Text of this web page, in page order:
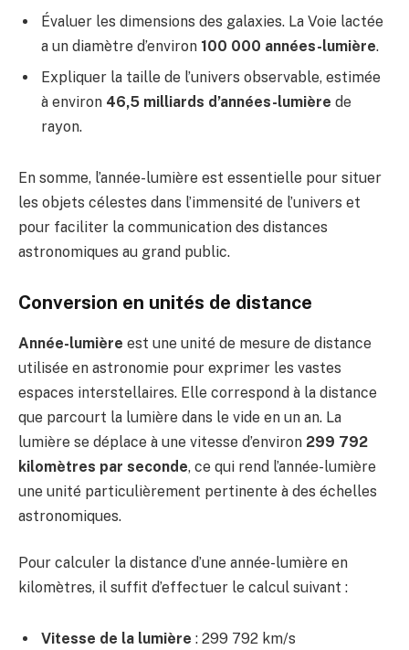
Évaluer les dimensions des galaxies. La Voie lactée
a un diamètre d’environ 100 000 années-lumière.
Expliquer la taille de l’univers observable, estimée
à environ 46,5 milliards d’années-lumière de
rayon.
En somme, l’année-lumière est essentielle pour situer
les objets célestes dans l’immensité de l’univers et
pour faciliter la communication des distances
astronomiques au grand public.
Conversion en unités de distance
Année-lumière est une unité de mesure de distance
utilisée en astronomie pour exprimer les vastes
espaces interstellaires. Elle correspond à la distance
que parcourt la lumière dans le vide en un an. La
lumière se déplace à une vitesse d’environ 299 792
kilomètres par seconde, ce qui rend l’année-lumière
une unité particulièrement pertinente à des échelles
astronomiques.
Pour calculer la distance d’une année-lumière en
kilomètres, il suffit d’effectuer le calcul suivant :
Vitesse de la lumière : 299 792 km/s